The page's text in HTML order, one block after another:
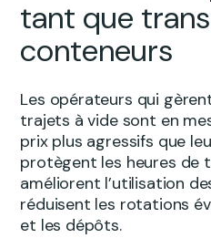
tant que
conteneurs
Les opérateurs qui
trajets à vide sont en
prix plus agressifs que
protègent les heures de
améliorent l’utilisation
réduisent les rotations
et les dépôts.